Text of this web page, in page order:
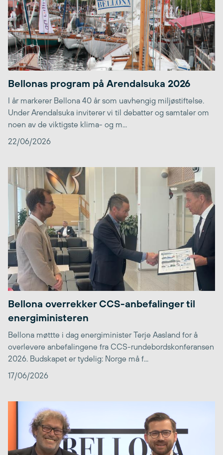
Bellonas program på Arendalsuka 2026
I år markerer Bellona 40 år som uavhengig miljøstiftelse.
Under Arendalsuka inviterer vi til debatter og samtaler om
noen av de viktigste klima- og m...
22/06/2026
Bellona overrekker CCS-anbefalinger til
energiministeren
Bellona møttte i dag energiminister Terje Aasland for å
overlevere anbefalingene fra CCS-rundebordskonferansen
2026. Budskapet er tydelig: Norge må f...
17/06/2026